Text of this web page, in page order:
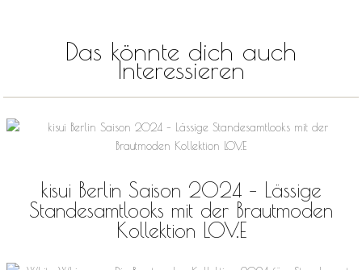
Das könnte dich auch
Interessieren
kisui Berlin Saison 2024 – Lässige
Standesamtlooks mit der Brautmoden
Kollektion LOV.E